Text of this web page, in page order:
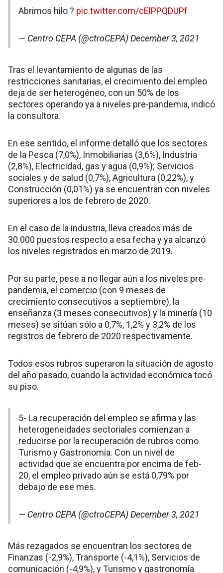
Abrimos hilo ? pic.twitter.com/cElPPQDUPf
— Centro CEPA (@ctroCEPA) December 3, 2021
Tras el levantamiento de algunas de las
restricciones sanitarias, el crecimiento del empleo
deja de ser heterogéneo, con un 50% de los
sectores operando ya a niveles pre-pandemia, indicó
la consultora.
En ese sentido, el informe detalló que los sectores
de la Pesca (7,0%), Inmobiliarias (3,6%), Industria
(2,8%), Electricidad, gas y agua (0,9%); Servicios
sociales y de salud (0,7%), Agricultura (0,22%), y
Construcción (0,01%) ya se encuentran con niveles
superiores a los de febrero de 2020.
En el caso de la industria, lleva creados más de
30.000 puestos respecto a esa fecha y ya alcanzó
los niveles registrados en marzo de 2019.
Por su parte, pese a no llegar aún a los niveles pre-
pandemia, el comercio (con 9 meses de
crecimiento consecutivos a septiembre), la
enseñanza (3 meses consecutivos) y la minería (10
meses) se sitúan sólo a 0,7%, 1,2% y 3,2% de los
registros de febrero de 2020 respectivamente.
Todos esos rubros superaron la situación de agosto
del año pasado, cuando la actividad económica tocó
su piso.
5- La recuperación del empleo se afirma y las
heterogeneidades sectoriales comienzan a
reducirse por la recuperación de rubros como
Turismo y Gastronomía. Con un nivel de
actividad que se encuentra por encima de feb-
20, el empleo privado aún se está 0,79% por
debajo de ese mes.
— Centro CEPA (@ctroCEPA) December 3, 2021
Más rezagados se encuentran los sectores de
Finanzas (-2,9%), Transporte (-4,1%), Servicios de
comunicación (-4,9%), y Turismo y gastronomía